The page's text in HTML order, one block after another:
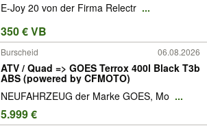
E-Joy 20 von der Firma Relectr ...
350 € VB
Burscheid 06.08.2026
ATV / Quad => GOES Terrox 400l Black T3b
ABS (powered by CFMOTO)
NEUFAHRZEUG der Marke GOES, Mo ...
5.999 €